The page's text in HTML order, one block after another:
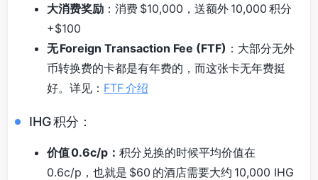
大消费奖励 ：消费 $10,000，送额外 10,000 积分
+$100
无 Foreign Transaction Fee (FTF) ：大部分无外
币转换费的卡都是有年费的，而这张卡无年费挺
好。详见： FTF 介绍
IHG 积分：
价值 0.6c/p： 积分兑换的时候平均价值在
0.6c/p，也就是 $60 的酒店需要大约 10,000 IHG